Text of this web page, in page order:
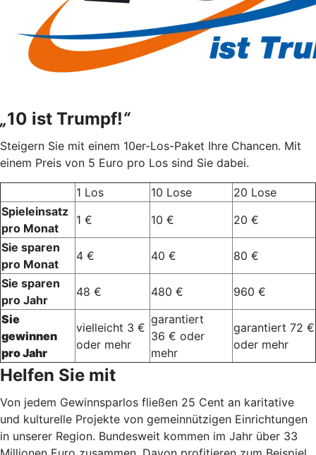
„10 ist Trumpf!“
Steigern Sie mit einem 10er-Los-Paket Ihre Chancen. Mit
einem Preis von 5 Euro pro Los sind Sie dabei.
1 Los 10 Lose
20 Lose
Spieleinsatz
pro Monat
1 € 10 €
20 €
Sie sparen
pro Monat
4 € 40 €
80 €
Sie sparen
pro Jahr
48 € 480 €
960 €
Sie
gewinnen
pro Jahr
vielleicht 3 €
oder mehr
garantiert
36 € oder
mehr
garantiert 72 €
oder mehr
Helfen Sie mit
Von jedem Gewinnsparlos fließen 25 Cent an karitative
und kulturelle Projekte von gemeinnützigen Einrichtungen
in unserer Region. Bundesweit kommen im Jahr über 33